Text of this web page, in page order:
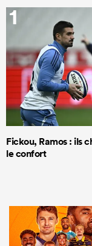
1
Fickou, Ramos : ils
le confort